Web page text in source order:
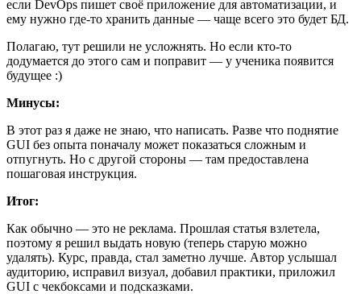
если DevOps пишет своё приложение для автоматизации, и
ему нужно где‑то хранить данные — чаще всего это будет БД.
Полагаю, тут решили не усложнять. Но если кто-то
додумается до этого сам и поправит — у ученика появится
будущее :)
Минусы:
В этот раз я даже не знаю, что написать. Разве что поднятие
GUI без опыта поначалу может показаться сложным и
отпугнуть. Но с другой стороны — там предоставлена
пошаговая инструкция.
Итог:
Как обычно — это не реклама. Прошлая статья взлетела,
поэтому я решил выдать новую (теперь старую можно
удалять). Курс, правда, стал заметно лучше. Автор услышал
аудиторию, исправил визуал, добавил практики, приложил
GUI с чекбоксами и подсказками.